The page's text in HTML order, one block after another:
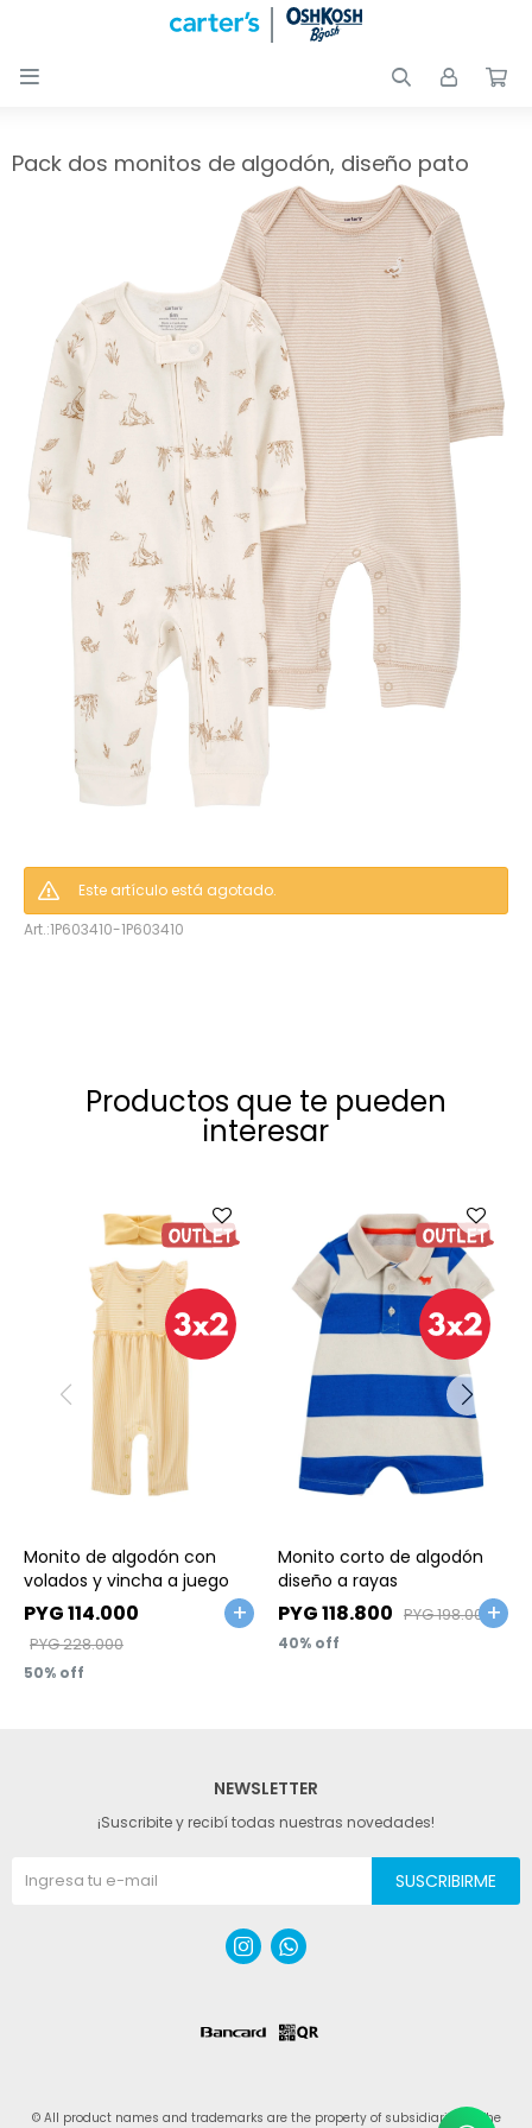

Pack dos monitos de algodón, diseño pato
1P603410-1P603410
Este artículo está agotado.
Productos que te pueden
interesar
Monito de algodón con
volados y vincha a juego
PYG114.000
PYG228.000
50
Monito corto de algodón
diseño a rayas
PYG118.800 PYG198.000
40
NEWSLETTER
¡Suscribite y recibí todas nuestras novedades!
SUSCRIBIRME
 
© All product names and trademarks are the property of subsidiaries of The
Nuevos
Recién
Calzado
Club
Carter
´s
OUTLET
Skip-
hop